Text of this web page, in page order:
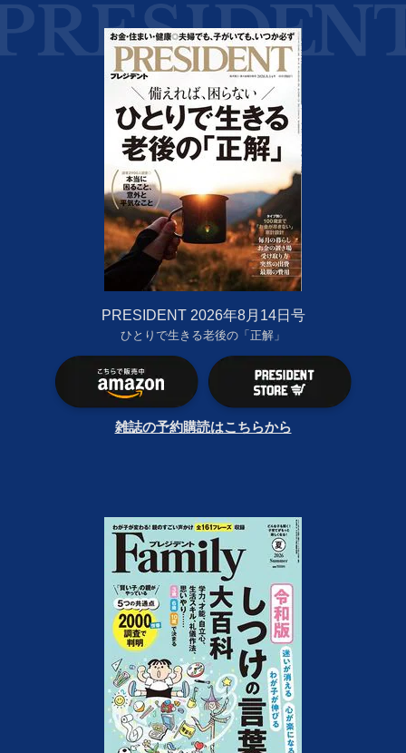
PRESIDENT 2026年8月14日号
ひとりで生きる老後の「正解」
雑誌の予約購読はこちらから